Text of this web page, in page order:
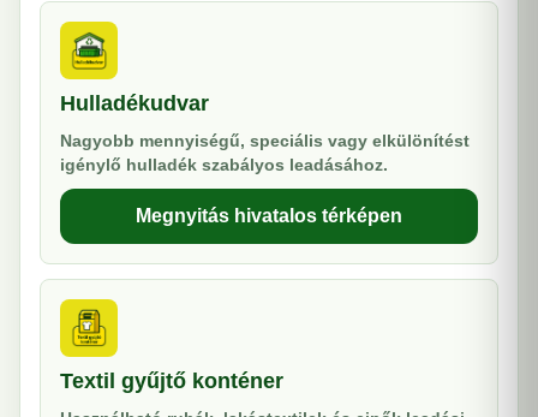
Hulladékudvar
Nagyobb mennyiségű, speciális vagy elkülönítést
igénylő hulladék szabályos leadásához.
Megnyitás hivatalos térképen
Textil gyűjtő konténer